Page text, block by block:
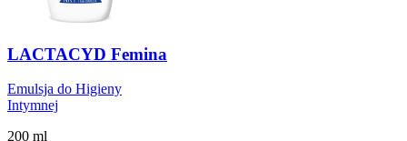
LACTACYD Femina
Emulsja do Higieny
Intymnej
200 ml